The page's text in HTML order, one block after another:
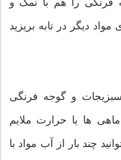
ديگر در تابه بريزيد
و گوجه فرنگی
ماهی ها با حرارت ملايم
چند بار از آب مواد با